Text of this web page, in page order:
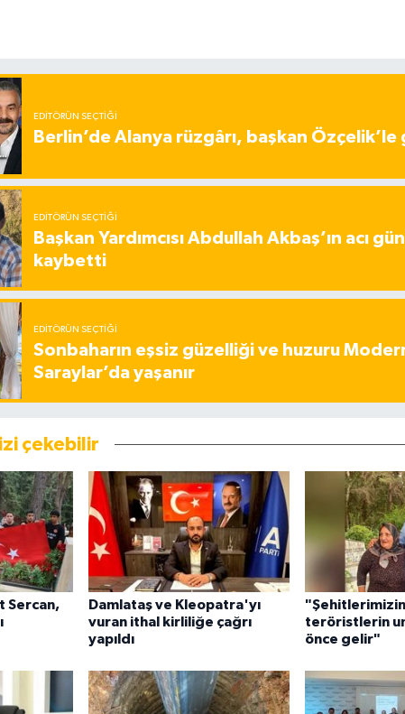
EDITÖRÜN SEÇTIĞI
Berlin’de Alanya rüzgârı, başkan
EDITÖRÜN SEÇTIĞI
Başkan Yardımcısı Abdullah Akbaş’ın acı
kaybetti
EDITÖRÜN SEÇTIĞI
Sonbaharın eşsiz güzelliği ve huzuru
Saraylar’da yaşanır
çekebilir
Sercan,
Damlataş ve Kleopatra'yı
vuran ithal kirliliğe çağrı
yapıldı
"Şehitlerimizin
teröristlerin
önce gelir"